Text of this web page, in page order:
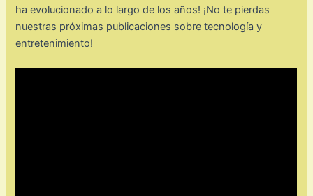
ha evolucionado a lo largo de los años! ¡No te pierdas
nuestras próximas publicaciones sobre tecnología y
entretenimiento!